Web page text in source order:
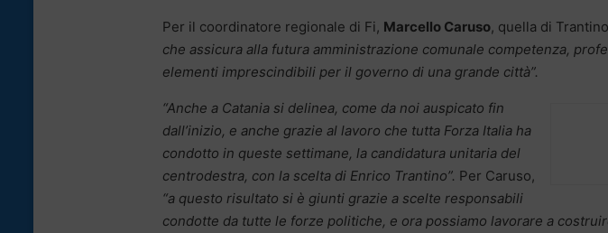
Per il coordinatore regionale di Fi, Marcello Caruso, quella di Trantino
che assicura alla futura amministrazione comunale competenza,
elementi imprescindibili per il governo di una grande città”.
“Anche a Catania si delinea, come da noi auspicato fin
dall’inizio, e anche grazie al lavoro che tutta Forza Italia ha
condotto in queste settimane, la candidatura unitaria del
centrodestra, con la scelta di Enrico Trantino”. Per Caruso,
“a questo risultato si è giunti grazie a scelte responsabili
condotte da tutte le forze politiche, e ora possiamo lavorare a